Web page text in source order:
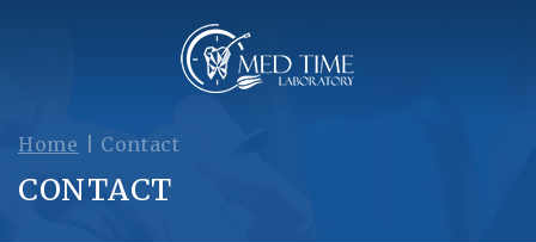
Home Contact
CONTACT